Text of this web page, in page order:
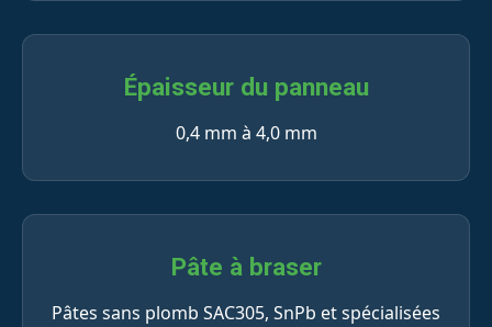
Épaisseur du panneau
0,4 mm à 4,0 mm
Pâte à braser
Pâtes sans plomb SAC305, SnPb et spécialisées